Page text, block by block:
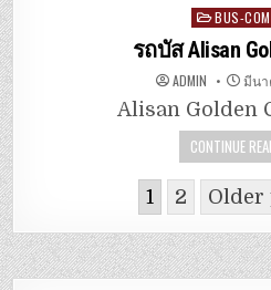
Posted
in
BUS-
รถบัส Alisan
ADMIN มีนา
Alisan Golden
CONTINUE
1 2 Older